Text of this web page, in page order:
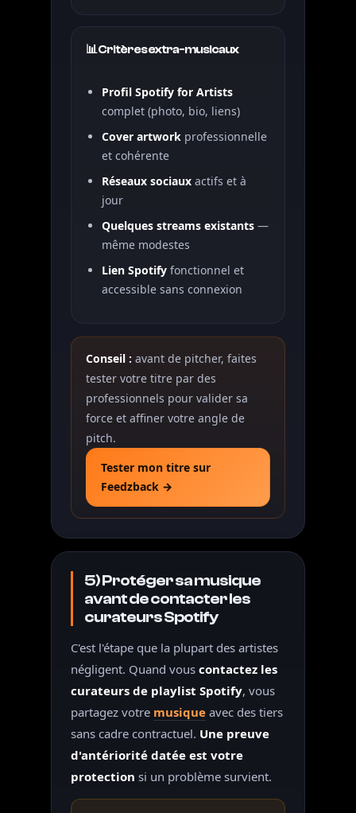
📊 Critères extra-musicaux
Profil Spotify for Artists
complet (photo, bio, liens)
Cover artworkprofessionnelle
et cohérente
Réseaux sociauxactifs et à
jour
Quelques streams existants—
même modestes
Lien Spotifyfonctionnel et
accessible sans connexion
Conseil : avant de pitcher, faites
tester votre titre par des
professionnels pour valider sa
force et affiner votre angle de
pitch.
Tester mon titre sur
Feedzback →
5) Protéger sa musique
avant de contacter les
curateurs Spotify
C'est l'étape que la plupart des artistes
négligent. Quand vous contactez les
curateurs de playlist Spotify, vous
partagez votre musiqueavec des tiers
sans cadre contractuel. Une preuve
d'antériorité datée est votre
protection si un problème survient.